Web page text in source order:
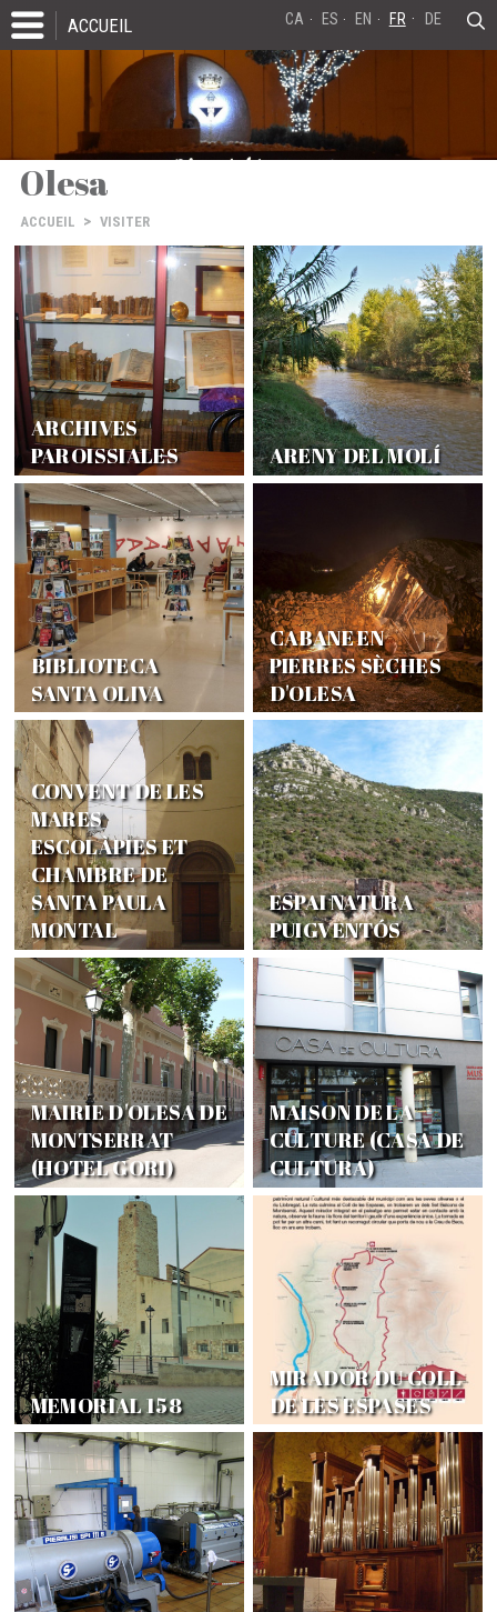
ACCUEIL CA ES EN FR DE
Olesa
ACCUEIL > VISITER
ARCHIVES
PAROISSIALES
ARENY DEL MOLÍ
BIBLIOTECA
SANTA OLIVA
CABANE EN
PIERRES SÈCHES
D'OLESA
CONVENT DE LES
MARES
ESCOLÀPIES ET
CHAMBRE DE
SANTA PAULA
MONTAL
ESPAI NATURA
PUIGVENTÓS
MAIRIE D'OLESA DE
MONTSERRAT
(HOTEL GORI)
MAISON DE LA
CULTURE (CASA DE
CULTURA)
MEMORIAL 158
MIRADOR DU COLL
DE LES ESPASES